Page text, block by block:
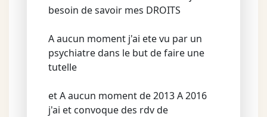
besoin de savoir mes DROITS
A aucun moment j'ai ete vu par un
psychiatre dans le but de faire une
tutelle
et A aucun moment de 2013 A 2016
j'ai et convoque des rdv de